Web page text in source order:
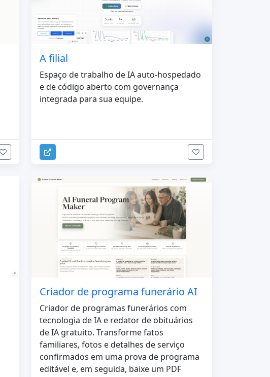
A filial
Espaço de trabalho de IA auto-hospedado
e de código aberto com governança
integrada para sua equipe.
Criador de programa funerário AI
Criador de programas funerários com
tecnologia de IA e redator de obituários
de IA gratuito. Transforme fatos
familiares, fotos e detalhes de serviço
confirmados em uma prova de programa
editável e, em seguida, baixe um PDF